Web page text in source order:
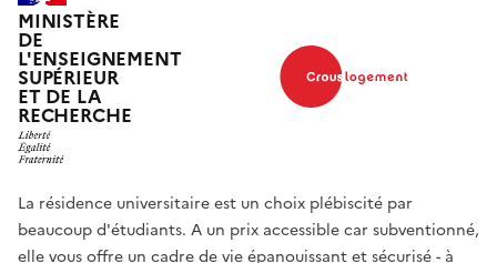
MINISTÈRE
DE
L'ENSEIGNEMENT
SUPÉRIEUR
ET DE LA
RECHERCHE
La résidence universitaire est un choix plébiscité par
beaucoup d'étudiants. A un prix accessible car subventionné,
elle vous offre un cadre de vie épanouissant et sécurisé - à